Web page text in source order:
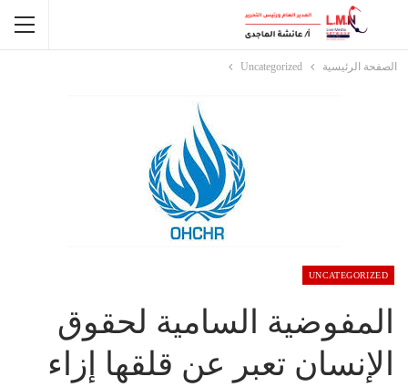
الصفحة الرئيسية Uncategorized
UNCATEGORIZED
المفوضية السامية لحقوق
الإنسان تعبر عن قلقها إزاء